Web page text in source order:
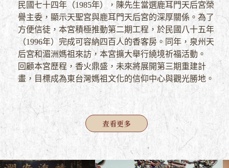
民國七十四年（1985年），陳先生當選鹿耳門天后宮榮
譽主委，顯示天聖宮與鹿耳門天后宮的深厚關係。為了
方便信徒，本宮積極推動第二期工程，於民國八十五年
（1996年）完成可容納四百人的香客房。同年，泉州天
后宮和湄洲媽祖來訪，本宮擴大舉行繞境祈福活動。
回顧本宮歷程，香火鼎盛，未來將展開第三期重建計
畫，目標成為東台灣媽祖文化的信仰中心與觀光勝地。
查看更多